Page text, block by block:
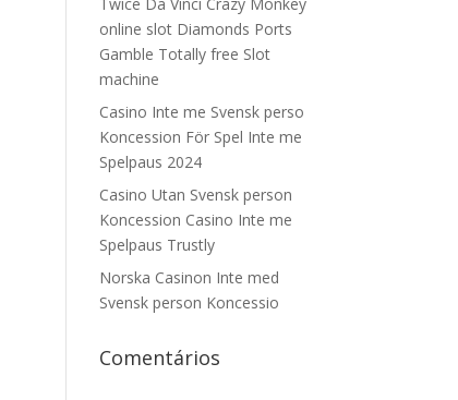
online slot Diamonds Ports
Gamble Totally free Slot
machine
Casino Inte me Svensk perso
Koncession För Spel Inte me
Spelpaus 2024
Casino Utan Svensk person
Koncession Casino Inte me
Spelpaus Trustly
Norska Casinon Inte med
Svensk person Koncessio
Comentários